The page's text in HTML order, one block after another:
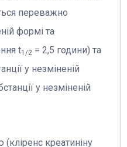
переважно
формі та
t1/2 = 2,5 години) та
у незміненій
у незміненій
креатиніну